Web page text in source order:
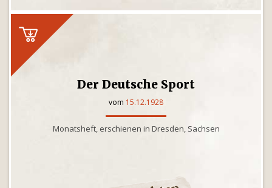
Der Deutsche Sport
vom 15.12.1928
Monatsheft, erschienen in Dresden, Sachsen